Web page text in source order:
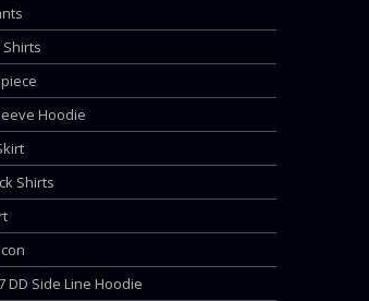
Shirts
Hoodie
Shirts
DD Side Line Hoodie